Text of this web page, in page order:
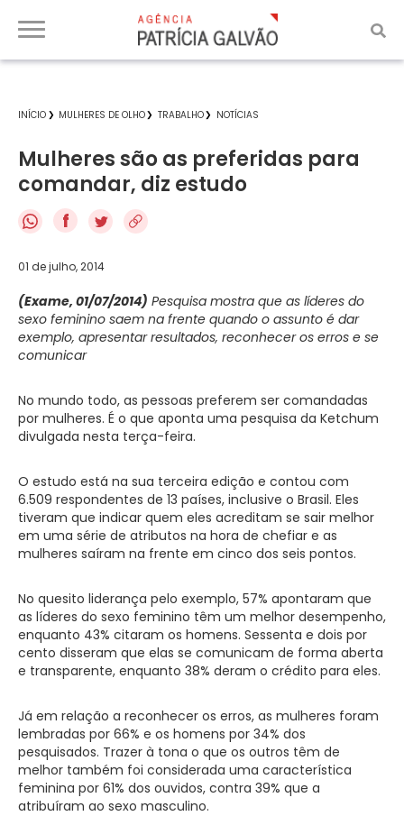
INÍCIO MULHERES DE OLHO TRABALHO NOTÍCIAS
Mulheres são as preferidas para
comandar, diz estudo
f
01 de julho, 2014
(Exame, 01/07/2014) Pesquisa mostra que as líderes do
sexo feminino saem na frente quando o assunto é dar
exemplo, apresentar resultados, reconhecer os erros e se
comunicar
No mundo todo, as pessoas preferem ser comandadas
por mulheres. É o que aponta uma pesquisa da Ketchum
divulgada nesta terça-feira.
O estudo está na sua terceira edição e contou com
6.509 respondentes de 13 países, inclusive o Brasil. Eles
tiveram que indicar quem eles acreditam se sair melhor
em uma série de atributos na hora de chefiar e as
mulheres saíram na frente em cinco dos seis pontos.
No quesito liderança pelo exemplo, 57% apontaram que
as líderes do sexo feminino têm um melhor desempenho,
enquanto 43% citaram os homens. Sessenta e dois por
cento disseram que elas se comunicam de forma aberta
e transparente, enquanto 38% deram o crédito para eles.
Já em relação a reconhecer os erros, as mulheres foram
lembradas por 66% e os homens por 34% dos
pesquisados. Trazer à tona o que os outros têm de
melhor também foi considerada uma característica
feminina por 61% dos ouvidos, contra 39% que a
atribuíram ao sexo masculino.